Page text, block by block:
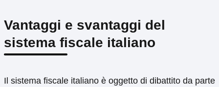
Vantaggi e svantaggi del
sistema fiscale italiano
Il sistema fiscale italiano è oggetto di dibattito da parte